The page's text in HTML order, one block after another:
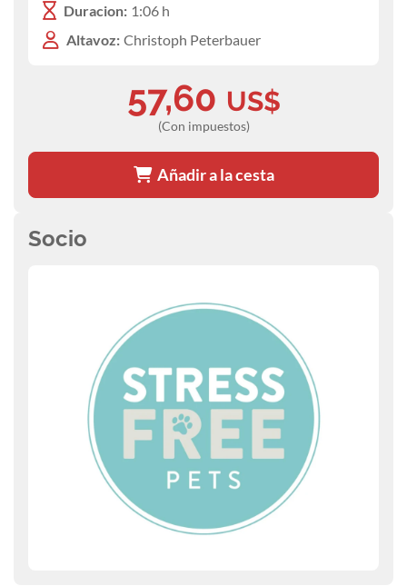
Duracion: 1:06 h
Altavoz: Christoph Peterbauer
57,60 US$
(Con impuestos)
Añadir a la cesta
Socio